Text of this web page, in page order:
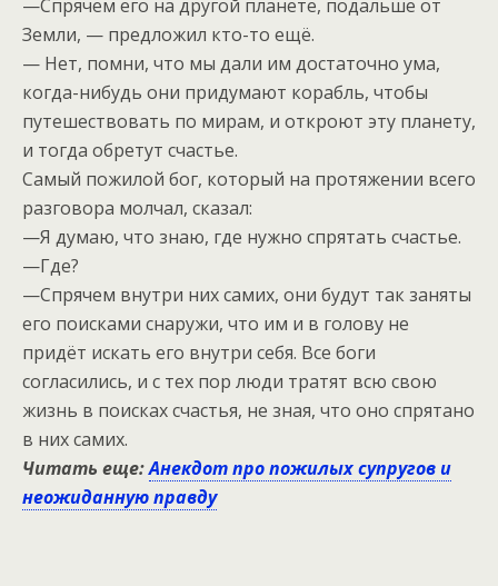
—Спрячем его на другой планете, подальше от
Земли, — предложил кто-то ещё.
— Нет, помни, что мы дали им достаточно ума,
когда-нибудь они придумают корабль, чтобы
путешествовать по мирам, и откроют эту планету,
и тогда обретут счастье.
Самый пожилой бог, который на протяжении всего
разговора молчал, сказал:
—Я думаю, что знаю, где нужно спрятать счастье.
—Где?
—Спрячем внутри них самих, они будут так заняты
его поисками снаружи, что им и в голову не
придёт искать его внутри себя. Все боги
согласились, и с тех пор люди тратят всю свою
жизнь в поисках счастья, не зная, что оно спрятано
в них самих.
Читать еще:Анекдот про пожилых супругов и
неожиданную правду